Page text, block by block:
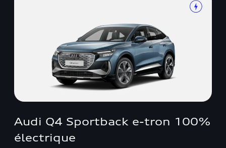
Audi Q4 Sportback e-tron 100%
électrique